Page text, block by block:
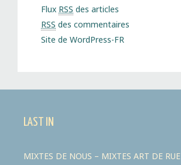
Flux RSS des articles
RSS des commentaires
Site de WordPress-FR
LAST IN
MIXTES DE NOUS – MIXTES ART DE RUE